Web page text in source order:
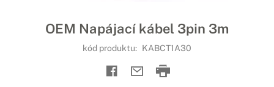
OEM Napájací kábel 3pin 3m
kód produktu: KABCT1A30